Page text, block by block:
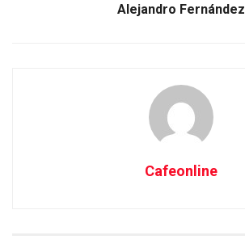
Alejandro Fernández
Cafeonline